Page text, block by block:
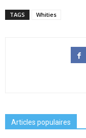
TAGS Whities
Articles populaires